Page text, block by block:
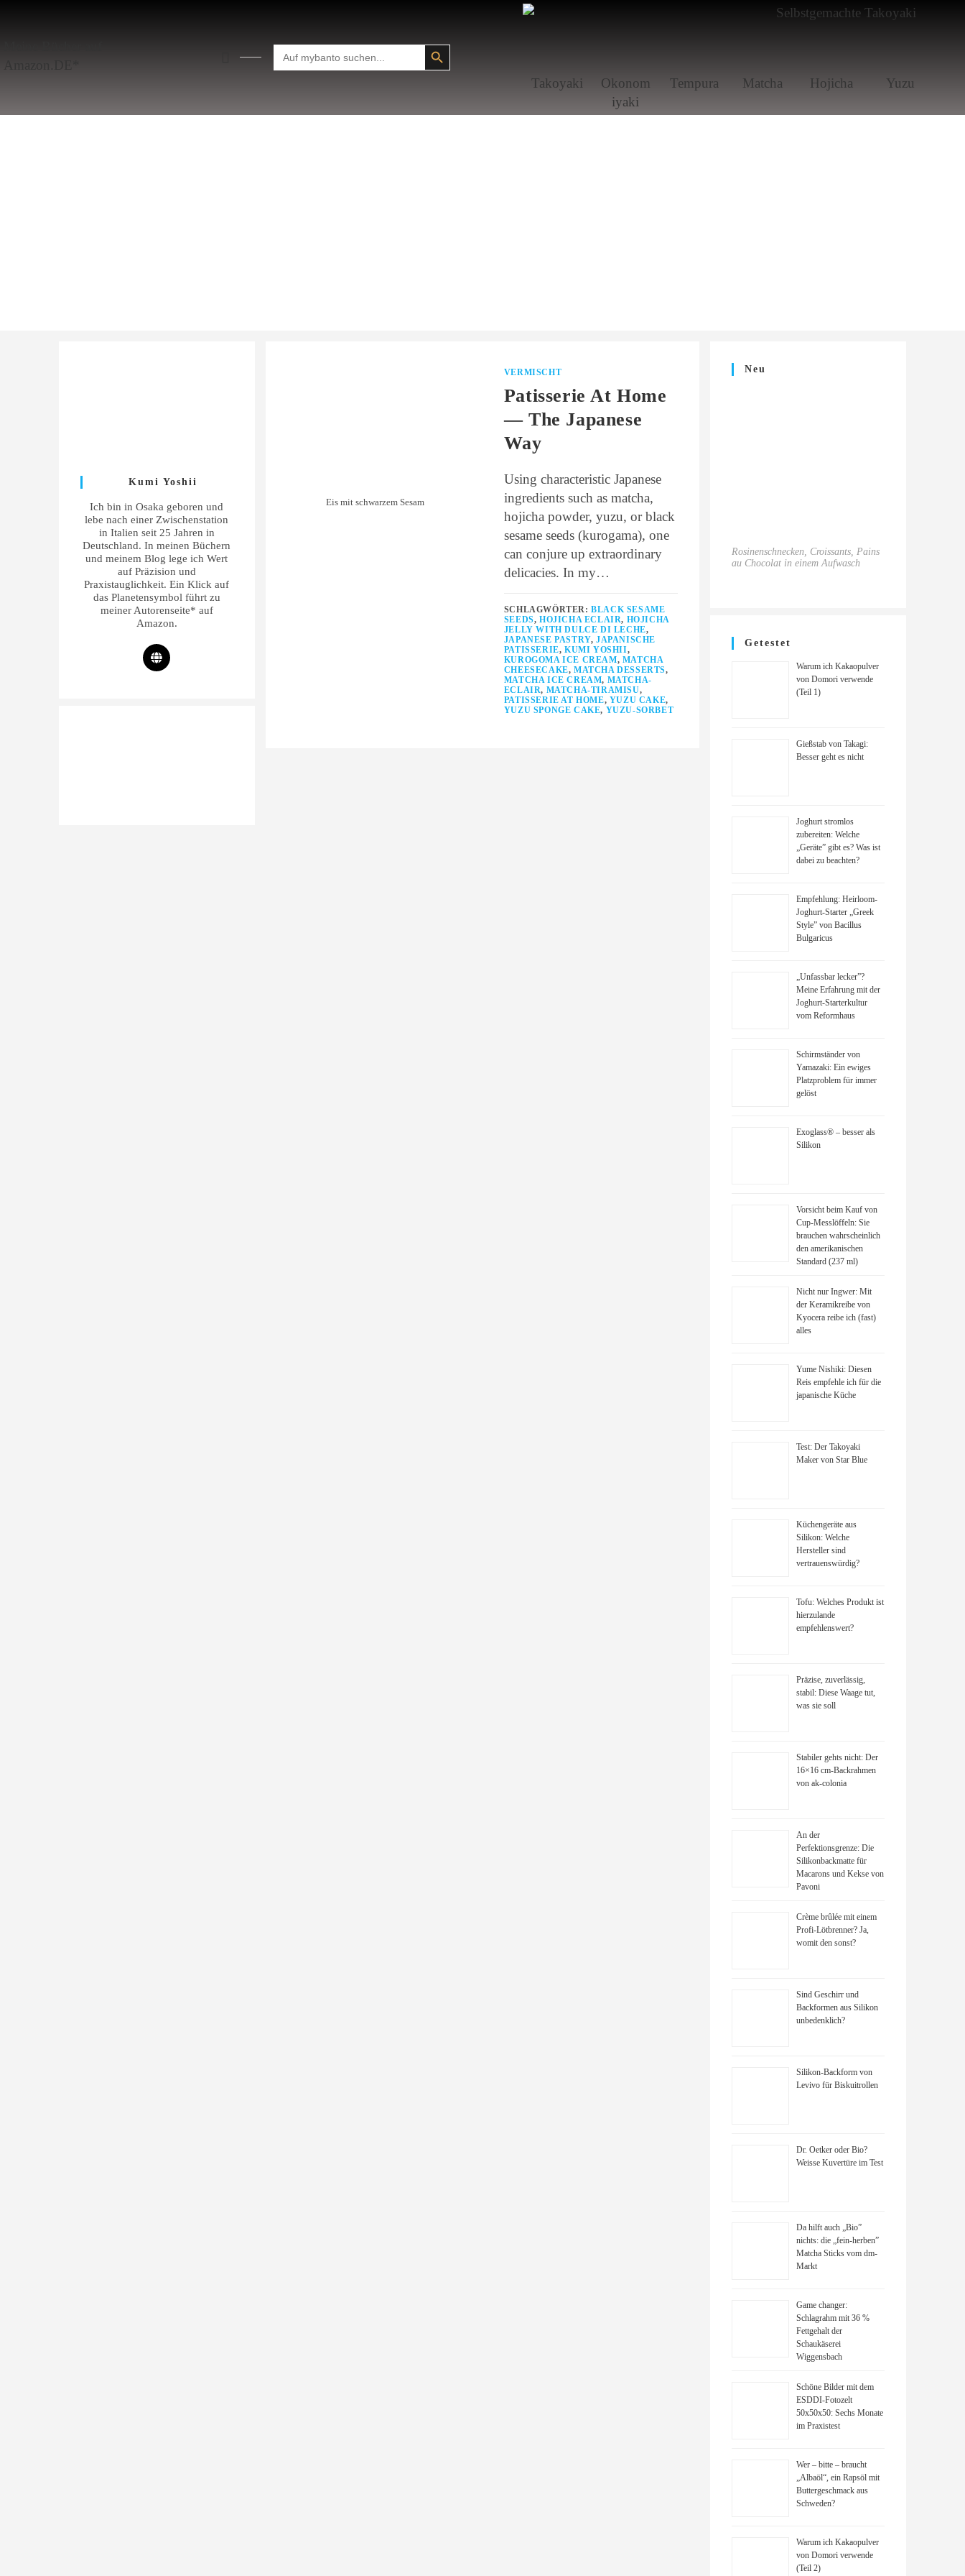
Search
for:
SEARCH BUTTON
Tako­yaki
Okonom
i­yaki
Tem­pura Matcha Hoji­cha Yuzu
Eis mit schwarzem Sesam
VERMISCHT
Patisserie At Home
— The Japanese
Way
Using characteristic Japanese
ingredients such as matcha,
hojicha powder, yuzu, or black
sesame seeds (kurogama), one
can conjure up extraordinary
delicacies. In my…
SCHLAGWÖRTER:BLACK SESAME
SEEDS, HOJICHA ECLAIR, HOJICHA
JELLY WITH DULCE DI LECHE,
JAPANESE PASTRY, JAPANISCHE
PATISSERIE, KUMI YOSHII,
KUROGOMA ICE CREAM, MATCHA
CHEESECAKE, MATCHA DESSERTS,
MATCHA ICE CREAM, MATCHA-
ECLAIR, MATCHA-TIRAMISU,
PATISSERIE AT HOME, YUZU CAKE,
YUZU SPONGE CAKE, YUZU-SORBET
Kumi Yoshii
Ich bin in Osaka geboren und
lebe nach einer Zwischenstation
in Italien seit 25 Jahren in
Deutschland. In meinen Büchern
und meinem Blog lege ich Wert
auf Präzision und
Praxistauglichkeit. Ein Klick auf
das Planetensymbol führt zu
meiner Autorenseite* auf
Amazon.
Neu
Rosinenschnecken, Croissants, Pains
au Chocolat in einem Aufwasch
Getestet
Warum ich Kakaopulver
von Domori verwende
(Teil 1)
Gießstab von Takagi:
Besser geht es nicht
Joghurt stromlos
zubereiten: Welche
„Geräte” gibt es? Was ist
dabei zu beachten?
Empfehlung: Heirloom-
Joghurt-Starter „Greek
Style” von Bacillus
Bulgaricus
„Unfassbar lecker”?
Meine Erfahrung mit der
Joghurt-Starterkultur
vom Reformhaus
Schirmständer von
Yamazaki: Ein ewiges
Platzproblem für immer
gelöst
Exoglass® – besser als
Silikon
Vorsicht beim Kauf von
Cup-Messlöffeln: Sie
brauchen wahrscheinlich
den amerikanischen
Standard (237 ml)
Nicht nur Ingwer: Mit
der Keramikreibe von
Kyocera reibe ich (fast)
alles
Yume Nishiki: Diesen
Reis empfehle ich für die
japanische Küche
Test: Der Takoyaki
Maker von Star Blue
Küchengeräte aus
Silikon: Welche
Hersteller sind
vertrauenswürdig?
Tofu: Welches Produkt ist
hierzulande
empfehlenswert?
Präzise, zuverlässig,
stabil: Diese Waage tut,
was sie soll
Stabiler gehts nicht: Der
16×16 cm-Backrahmen
von ak-colonia
An der
Perfektionsgrenze: Die
Silikonbackmatte für
Macarons und Kekse von
Pavoni
Crème brûlée mit einem
Profi-Lötbrenner? Ja,
womit den sonst?
Sind Geschirr und
Backformen aus Silikon
unbedenklich?
Silikon-Backform von
Levivo für Biskuitrollen
Dr. Oetker oder Bio?
Weisse Kuvertüre im Test
Da hilft auch „Bio”
nichts: die „fein-herben”
Matcha Sticks vom dm-
Markt
Game changer:
Schlagrahm mit 36 %
Fettgehalt der
Schaukäserei
Wiggensbach
Schöne Bilder mit dem
ESDDI-Fotozelt
50x50x50: Sechs Monate
im Praxistest
Wer – bitte – braucht
„Albaöl“, ein Rapsöl mit
Buttergeschmack aus
Schweden?
Warum ich Kakaopulver
von Domori verwende
(Teil 2)